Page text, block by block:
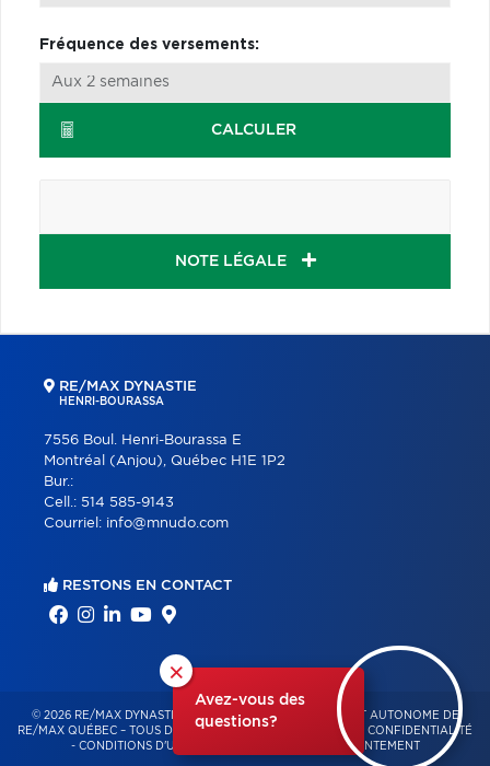
Fréquence des versements:
CALCULER
NOTE LÉGALE
×
Avez-vous des
questions?
RE/MAX DYNASTIE
HENRI-BOURASSA
7556 Boul. Henri-Bourassa E
Montréal (Anjou), Québec H1E 1P2
Bur.:
Cell.: 514 585-9143
Courriel: info@mnudo.com
RESTONS EN CONTACT
© 2026 RE/MAX DYNASTIE – FRANCHISÉ INDÉPENDANT ET AUTONOME DE
RE/MAX QUÉBEC – TOUS DROITS RÉSERVÉS -
POLITIQUE DE CONFIDENTIALITÉ
- CONDITIONS D'UTILISATION GESTION DU CONSENTEMENT